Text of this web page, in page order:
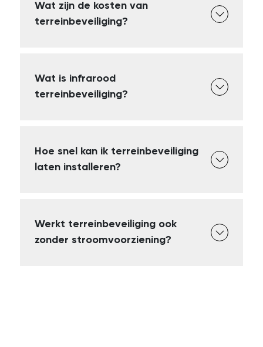
Wat zijn de kosten van
terreinbeveiliging?
Wat is infrarood
terreinbeveiliging?
Hoe snel kan ik terreinbeveiliging
laten installeren?
Werkt terreinbeveiliging ook
zonder stroomvoorziening?